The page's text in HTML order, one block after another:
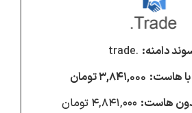
.trade
۳,۸۴۱,۰۰۰ تومان
۴,۸۴۱,۰۰۰ تومان